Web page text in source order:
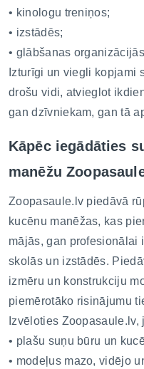
• kinologu treniņos;
• izstādēs;
• glābšanas
Izturīgi un viegli kopjami
drošu vidi, atvieglot
gan dzīvniekam, gan tā
Kāpēc iegādāties
manēžu
Zoopasaule.lv piedāvā
kucēnu manēžas, kas
mājās, gan profesionālai
skolās un izstādēs.
izmēru un konstrukciju
piemērotāko risinājumu
Izvēloties Zoopasaule.lv,
• plašu suņu būru un
• modeļus mazo, vidējo